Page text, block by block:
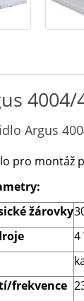
Argus
pro montáž
žárovky
4
frekvence